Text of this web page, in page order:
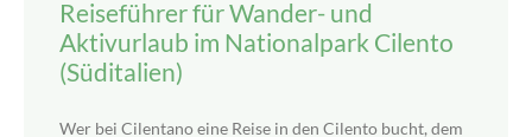
Reiseführer für Wander- und
Aktivurlaub im Nationalpark Cilento
(Süditalien)
Wer bei Cilentano eine Reise in den Cilento bucht, dem